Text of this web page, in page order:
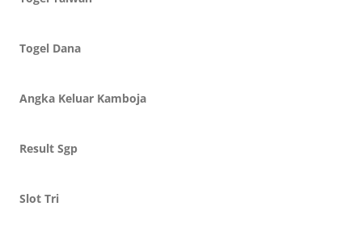
Togel Dana
Angka Keluar Kamboja
Result Sgp
Slot Tri